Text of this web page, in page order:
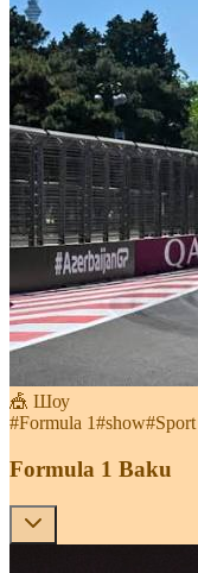
🎪 Шоу
#Formula 1#show#Sport
Formula 1 Baku